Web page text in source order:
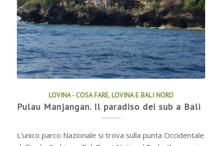
LOVINA - COSA FARE,LOVINA E BALI NORD
Pulau Manjangan. Il paradiso dei sub a Bali
L’unico parco Nazionale si trova sulla punta Occidentale